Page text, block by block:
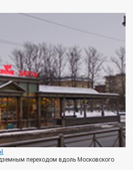
переходом вдоль Московского